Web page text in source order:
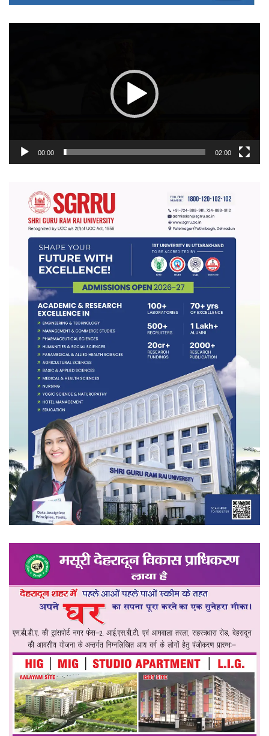
00:00 02:00